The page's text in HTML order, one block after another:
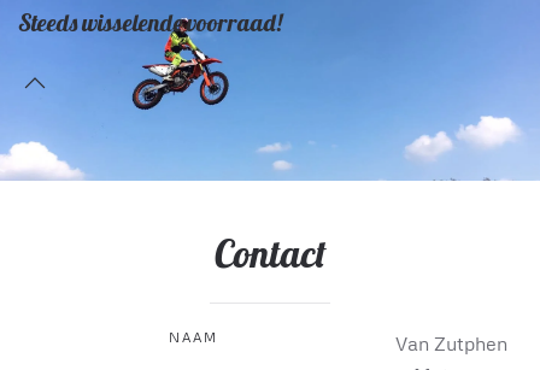
Steeds wisselende voorraad!
Contact
NAAM
Van Zutphen